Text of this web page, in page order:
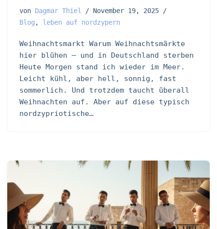
von Dagmar Thiel
November 19, 2025
Blog , leben auf nordzypern
Weihnachtsmarkt Warum Weihnachtsmärkte
hier blühen – und in Deutschland sterben
Heute Morgen stand ich wieder im Meer.
Leicht kühl, aber hell, sonnig, fast
sommerlich. Und trotzdem taucht überall
Weihnachten auf. Aber auf diese typisch
nordzypriotische…